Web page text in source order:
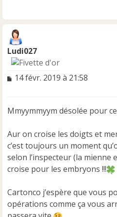
Ludi027
M
a
e
n
o
n
l
14 févr. 2019 à 21:58
Mmyymmyym désolée pour
Aur on croise les doigts et
c’est toujours un moment
selon l’inspecteur (la mienne
croise pour les embryons !!!
Cartonco j’espère que vous
opérations comme ça vous